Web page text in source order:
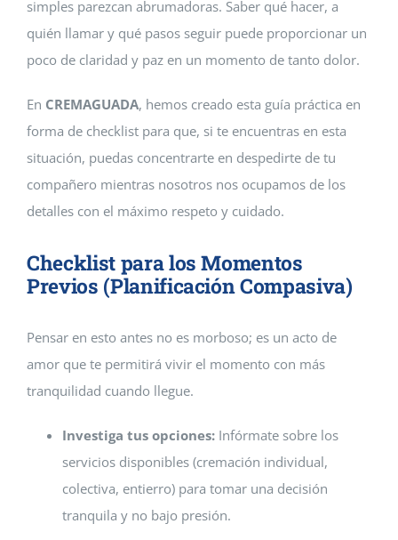
simples parezcan abrumadoras. Saber qué hacer, a
quién llamar y qué pasos seguir puede proporcionar un
poco de claridad y paz en un momento de tanto dolor.
En CREMAGUADA, hemos creado esta guía práctica en
forma de checklist para que, si te encuentras en esta
situación, puedas concentrarte en despedirte de tu
compañero mientras nosotros nos ocupamos de los
detalles con el máximo respeto y cuidado.
Checklist para los Momentos
Previos (Planificación Compasiva)
Pensar en esto antes no es morboso; es un acto de
amor que te permitirá vivir el momento con más
tranquilidad cuando llegue.
Investiga tus opciones: Infórmate sobre los
servicios disponibles (cremación individual,
colectiva, entierro) para tomar una decisión
tranquila y no bajo presión.